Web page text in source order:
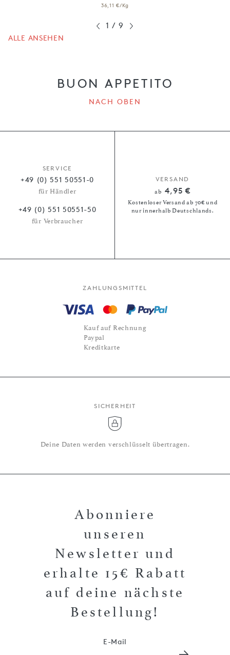
36,11 €/Kg
1 / 9
ALLE ANSEHEN
BUON APPETITO
NACH OBEN
SERVICE
+49 (0) 551 50551-0
für Händler
+49 (0) 551 50551-50
für Verbraucher
VERSAND
ab 4,95 €
Kostenloser Versand ab 70€ und
nur innerhalb Deutschlands.
ZAHLUNGSMITTEL
Kauf auf Rechnung
Paypal
Kreditkarte
SICHERHEIT
Deine Daten werden verschlüsselt übertragen.
Abonniere
unseren
Newsletter und
erhalte 15€ Rabatt
auf deine nächste
Bestellung!
E-Mail